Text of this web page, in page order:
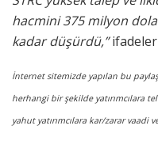
hacmini 375 milyon
kadar düşürdü,”
İnternet sitemizde yapılan bu
herhangi bir şekilde yatırımcılara
yahut yatırımcılara kar/zarar vaadi